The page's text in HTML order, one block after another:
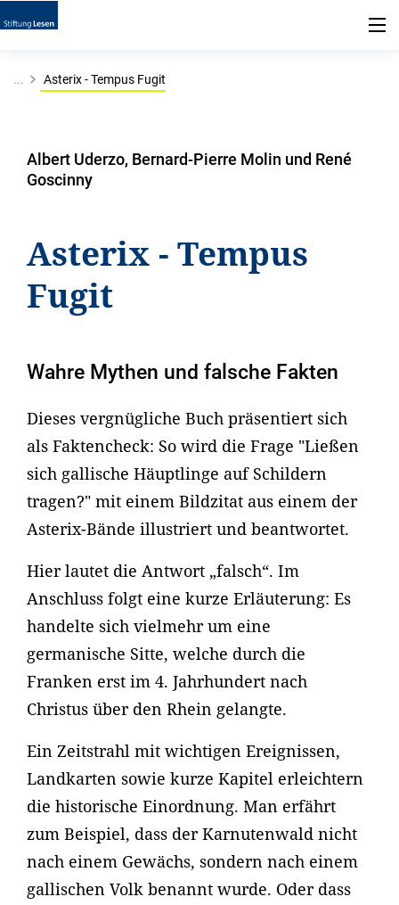
... Asterix - Tempus Fugit
Albert Uderzo, Bernard-Pierre Molin und René
Goscinny
Asterix - Tempus
Fugit
Wahre Mythen und falsche Fakten
Dieses vergnügliche Buch präsentiert sich
als Faktencheck: So wird die Frage "Ließen
sich gallische Häuptlinge auf Schildern
tragen?" mit einem Bildzitat aus einem der
Asterix-Bände illustriert und beantwortet.
Hier lautet die Antwort „falsch“. Im
Anschluss folgt eine kurze Erläuterung: Es
handelte sich vielmehr um eine
germanische Sitte, welche durch die
Franken erst im 4. Jahrhundert nach
Christus über den Rhein gelangte.
Ein Zeitstrahl mit wichtigen Ereignissen,
Landkarten sowie kurze Kapitel erleichtern
die historische Einordnung. Man erfährt
zum Beispiel, dass der Karnutenwald nicht
nach einem Gewächs, sondern nach einem
gallischen Volk benannt wurde. Oder dass